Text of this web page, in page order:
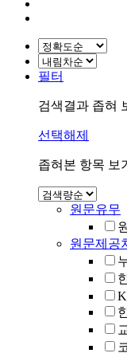
필터
검색결과 좁혀
선택해제
좁혀본 항목 보
원문유무
원문제공